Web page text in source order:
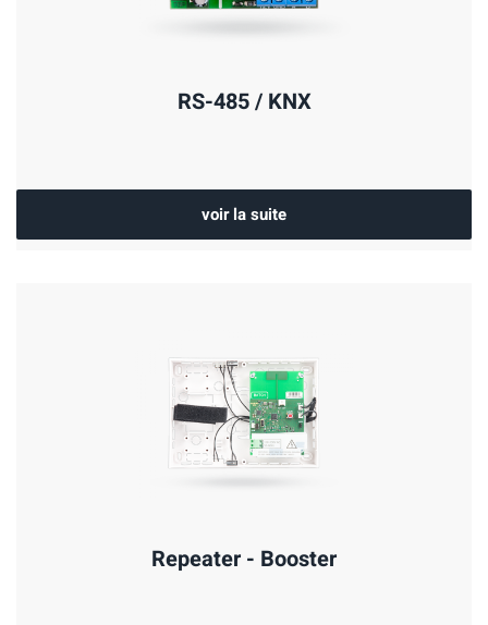
RS-485 / KNX
voir la suite
Repeater - Booster